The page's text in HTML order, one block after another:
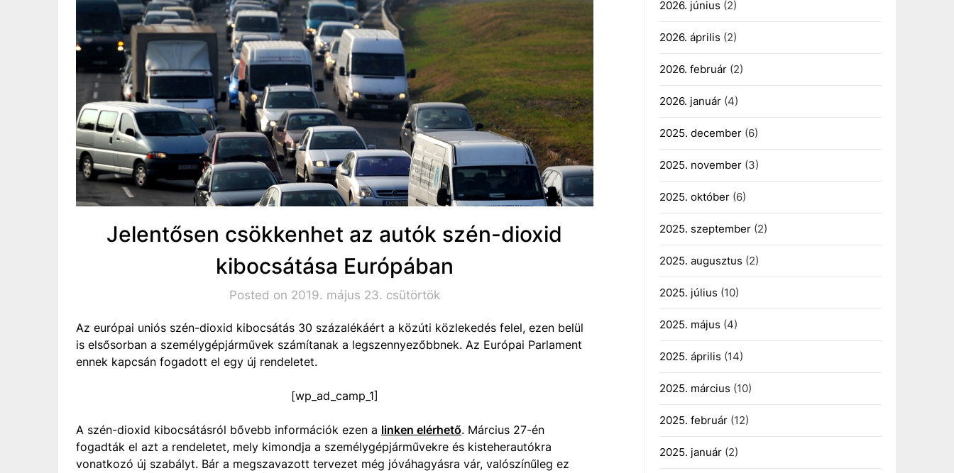
Jelentősen csökkenhet az autók szén-dioxid
kibocsátása Európában
Posted on 2019. május 23. csütörtök
Az európai uniós szén-dioxid kibocsátás 30 százalékáért a közúti közlekedés felel, ezen belül
is elsősorban a személygépjárművek számítanak a legszennyezőbbnek. Az Európai Parlament
ennek kapcsán fogadott el egy új rendeletet.
[wp_ad_camp_1]
A szén-dioxid kibocsátásról bővebb információk ezen a linken elérhető. Március 27-én
fogadták el azt a rendeletet, mely kimondja a személygépjárművekre és kisteherautókra
vonatkozó új szabályt. Bár a megszavazott tervezet még jóváhagyásra vár, valószínűleg ez
2026. június (2)
2026. április (2)
2026. február(2)
2026. január(4)
2025. december(6)
2025. november(3)
2025. október(6)
2025. szeptember(2)
2025. augusztus (2)
2025. július (10)
2025. május (4)
2025. április (14)
2025. március (10)
2025. február(12)
2025. január(2)